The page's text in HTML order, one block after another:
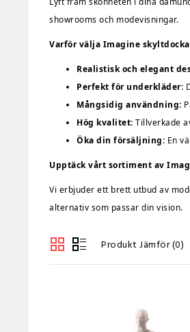
showrooms och modevisningar.
Varför välja Imagine
Realistisk och elegant
Perfekt för underkläder:
Mångsidig användning:
Hög kvalitet: Tillverkade
Öka din försäljning: En
Upptäck vårt sortiment av
Vi erbjuder ett brett utbud av
alternativ som passar din vision.
Produkt Jämför (0)